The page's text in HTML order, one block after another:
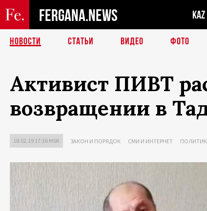
FERGANA.NEWS KAZ
НОВОСТИ СТАТЬИ ВИДЕО ФОТО
Активист ПИВТ
возвращении в
18.02.19 17:36 MSK ЗАКОН И ПОРЯДОК СМИ И ИНТЕРНЕТ